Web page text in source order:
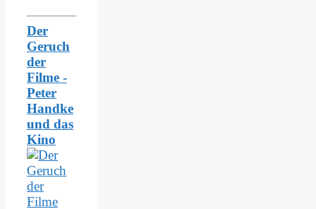
Der
Geruch
der
Filme -
Peter
Handke
und das
Kino